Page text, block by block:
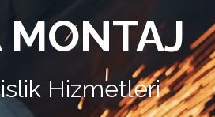
MONTAJ
Hizmetleri